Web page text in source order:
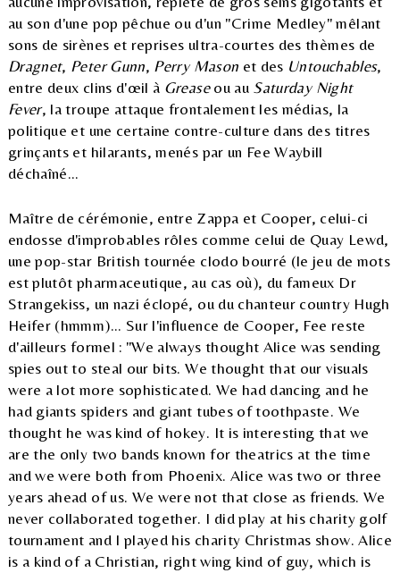
au son d'une pop pêchue ou d'un "Crime Medley" mêlant
sons de sirènes et reprises ultra-courtes des thèmes de
Dragnet, Peter Gunn, Perry Mason et des Untouchables,
entre deux clins d'œil à Greaseou au Saturday Night
Fever, la troupe attaque frontalement les médias, la
politique et une certaine contre-culture dans des titres
grinçants et hilarants, menés par un Fee Waybill
déchaîné...
Maître de cérémonie, entre Zappa et Cooper, celui-ci
endosse d'improbables rôles comme celui de Quay Lewd,
une pop-star British tournée clodo bourré (le jeu de mots
est plutôt pharmaceutique, au cas où), du fameux Dr
Strangekiss, un nazi éclopé, ou du chanteur country Hugh
Heifer (hmmm)... Sur l'influence de Cooper, Fee reste
d'ailleurs formel : "We always thought Alice was sending
spies out to steal our bits. We thought that our visuals
were a lot more sophisticated. We had dancing and he
had giants spiders and giant tubes of toothpaste. We
thought he was kind of hokey. It is interesting that we
are the only two bands known for theatrics at the time
and we were both from Phoenix. Alice was two or three
years ahead of us. We were not that close as friends. We
never collaborated together. I did play at his charity golf
tournament and I played his charity Christmas show. Alice
is a kind of a Christian, right wing kind of guy, which is